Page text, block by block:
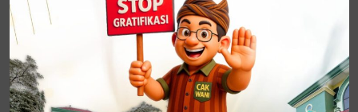
terjadi kegagalan, ia akan banyak mengemukakan
alasan. Untuk mengatasinya, pemimpin perlu
menerapkan nilai-nilai tanggung jawab dan
menerapkan budaya erja yang lebih baik.